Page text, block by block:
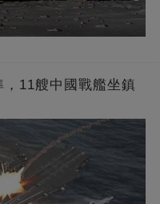
11艘中國戰艦坐鎮